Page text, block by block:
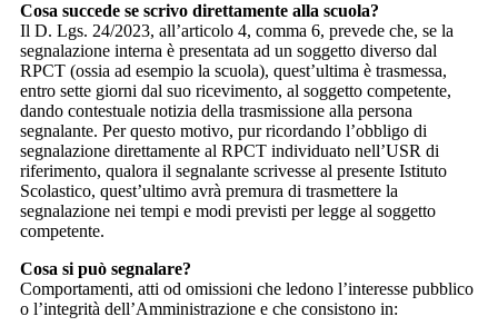
Cosa succede se scrivo direttamente alla scuola?
Il D. Lgs. 24/2023, all’articolo 4, comma 6, prevede che, se la
segnalazione interna è presentata ad un soggetto diverso dal
RPCT (ossia ad esempio la scuola), quest’ultima è trasmessa,
entro sette giorni dal suo ricevimento, al soggetto competente,
dando contestuale notizia della trasmissione alla persona
segnalante. Per questo motivo, pur ricordando l’obbligo di
segnalazione direttamente al RPCT individuato nell’USR di
riferimento, qualora il segnalante scrivesse al presente Istituto
Scolastico, quest’ultimo avrà premura di trasmettere la
segnalazione nei tempi e modi previsti per legge al soggetto
competente.
Cosa si può segnalare?
Comportamenti, atti od omissioni che ledono l’interesse pubblico
o l’integrità dell’Amministrazione e che consistono in: